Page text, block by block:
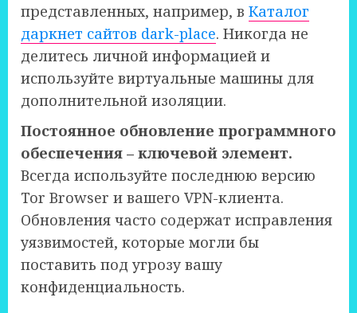
представленных, например, в Каталог
даркнет сайтов dark-place. Никогда не
делитесь личной информацией и
используйте виртуальные машины для
дополнительной изоляции.
Постоянное обновление программного
обеспечения – ключевой элемент.
Всегда используйте последнюю версию
Tor Browser и вашего VPN-клиента.
Обновления часто содержат исправления
уязвимостей, которые могли бы
поставить под угрозу вашу
конфиденциальность.